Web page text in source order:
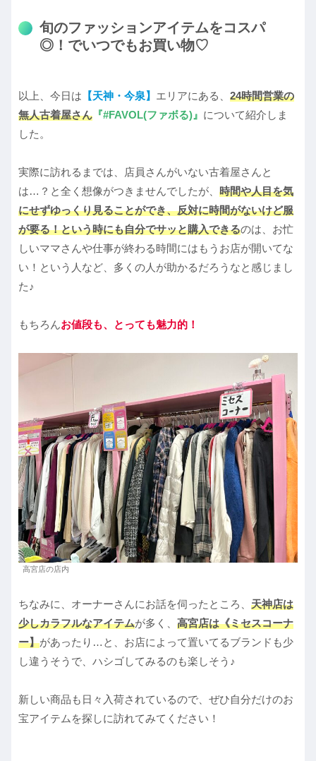
旬のファッションアイテムをコスパ
◎！でいつでもお買い物♡
以上、今日は 【天神・今泉】 エリアにある、 24時間営業の
無人古着屋さん 『#FAVOL(ファボる)』 について紹介しま
した。
実際に訪れるまでは、店員さんがいない古着屋さんと
は…？と全く想像がつきませんでしたが、 時間や人目を気
にせずゆっくり見ることができ、反対に時間がないけど服
が要る！という時にも自分でサッと購入できるのは、お忙
しいママさんや仕事が終わる時間にはもうお店が開いてな
い！という人など、多くの人が助かるだろうなと感じまし
た♪
もちろんお値段も、とっても魅力的！
高宮店の店内
ちなみに、オーナーさんにお話を伺ったところ、 天神店は
少しカラフルなアイテムが多く、 高宮店は《ミセスコーナ
ー】があったり…と、お店によって置いてるブランドも少
し違うそうで、ハシゴしてみるのも楽しそう♪
新しい商品も日々入荷されているので、ぜひ自分だけのお
宝アイテムを探しに訪れてみてください！